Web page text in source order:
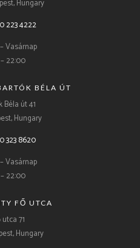
Hungary
223 4222
Vasárnap
22:00
BÉLA ÚT
Béla út 41
Hungary
323 8620
Vasárnap
22:00
FŐ UTCA
utca 71
Hungary